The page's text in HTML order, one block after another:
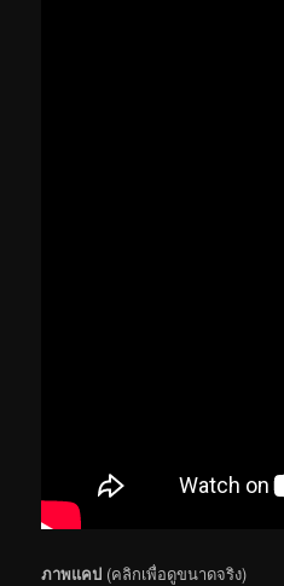
ภาพแคป (คลิกเพื่อดูขนาดจริง)